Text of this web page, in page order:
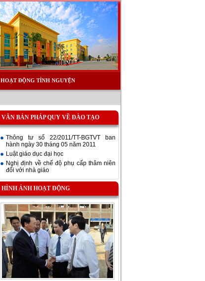
HOẠT ĐỘNG TÌNH NGUYỆN
VĂN BẢN PHÁP QUY VỀ ĐÀO TẠO
Thông tư số 22/2011/TT-BGTVT ban
hành ngày 30 tháng 05 năm 2011
Luật giáo dục đại học
Nghị định về chế độ phụ cấp thâm niên
đối với nhà giáo
HÌNH ẢNH HOẠT ĐỘNG